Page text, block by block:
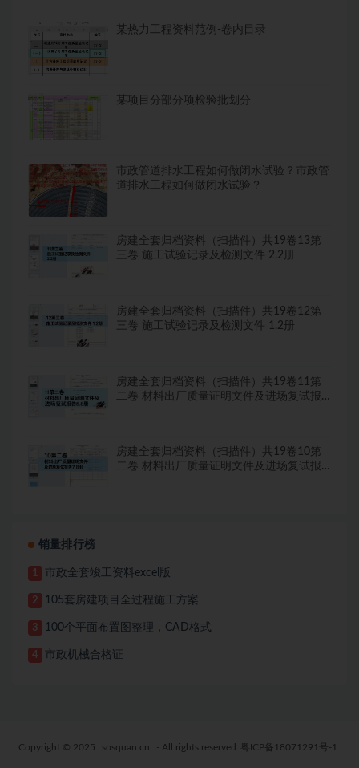
某热力工程资料范例-卷内目录
某项目分部分项检验批划分
市政管道排水工程如何做闭水试验？市政管
道排水工程如何做闭水试验？
房建全套归档资料（扫描件）共19卷13第
三卷 施工试验记录及检测文件 2.2册
房建全套归档资料（扫描件）共19卷12第
三卷 施工试验记录及检测文件 1.2册
房建全套归档资料（扫描件）共19卷11第
二卷 材料出厂质量证明文件及进场复试报
房建全套归档资料（扫描件）共19卷10第
二卷 材料出厂质量证明文件及进场复试报
销量排行榜
1 市政全套竣工资料excel版
2 105套房建项目全过程施工方案
3 100个平面布置图整理，CAD格式
4 市政机械合格证
Copyright © 2025 sosquan.cn - All rights reserved 粤ICP备18071291号-1